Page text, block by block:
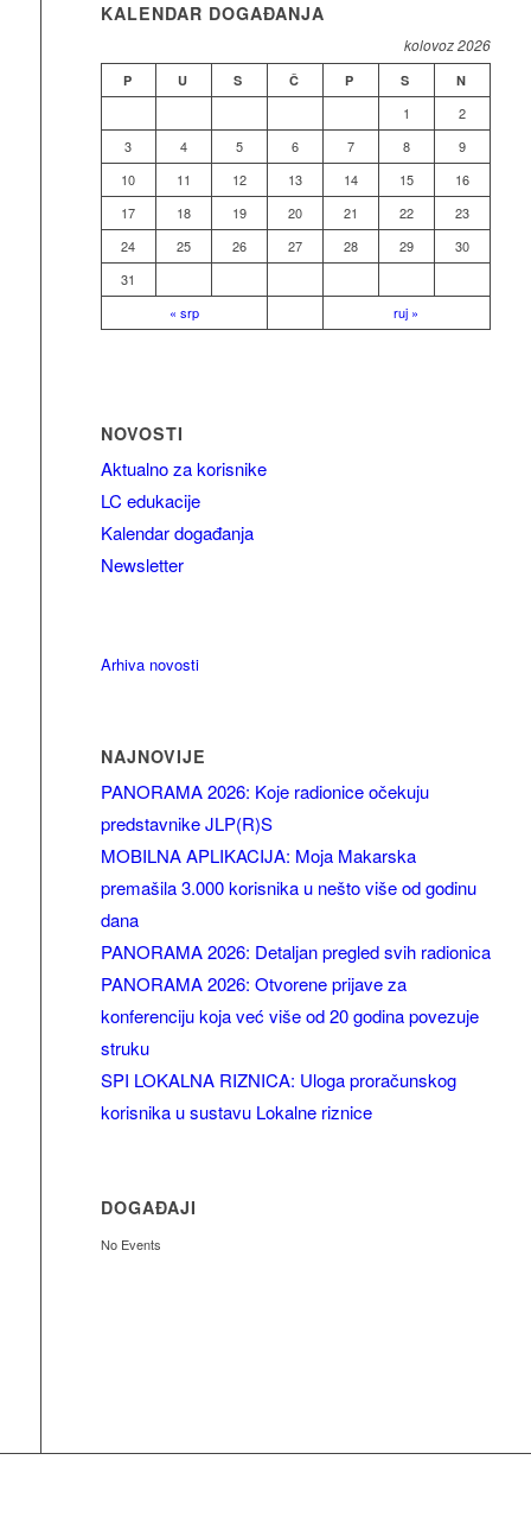
KALENDAR DOGAĐANJA
kolovoz 2026
P U S Č P S N
1
2
3
4 5 6 7 8
9
10
11 12 13 14 15
16
17
18 19 20 21 22
23
24
25 26 27 28 29
30
31
« srp
ruj »
NOVOSTI
Aktualno za korisnike
LC edukacije
Kalendar događanja
Newsletter
Arhiva novosti
NAJNOVIJE
PANORAMA 2026: Koje radionice očekuju
predstavnike JLP(R)S
MOBILNA APLIKACIJA: Moja Makarska
premašila 3.000 korisnika u nešto više od godinu
dana
PANORAMA 2026: Detaljan pregled svih radionica
PANORAMA 2026: Otvorene prijave za
konferenciju koja već više od 20 godina povezuje
struku
SPI LOKALNA RIZNICA: Uloga proračunskog
korisnika u sustavu Lokalne riznice
DOGAĐAJI
No Events